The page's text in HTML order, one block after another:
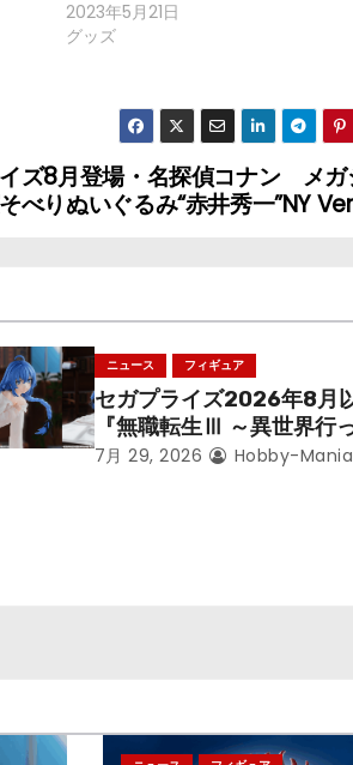
2023年5月21日
グッズ
ズ8月登場・名探偵コナン メガ
べりぬいぐるみ“赤井秀一”NY
ニュース フィギュア
セガプライズ2026年8月
『無職転生Ⅲ ～異世界行
本気だす～』から「ロキ
7月 29, 2026 Hobby-